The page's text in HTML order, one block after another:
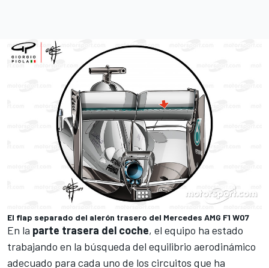
El flap separado del alerón trasero del Mercedes AMG F1 W07
En la parte trasera del coche, el equipo ha estado
trabajando en la búsqueda del equilibrio aerodinámico
adecuado para cada uno de los circuitos que ha